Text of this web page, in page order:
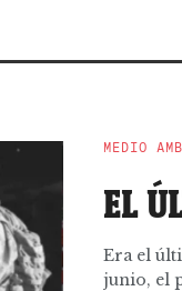
MEDIO
EL
Era el
junio, el